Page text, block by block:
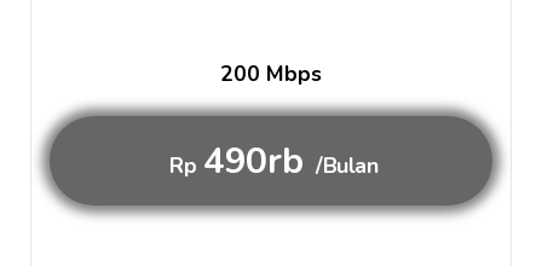
200 Mbps
Rp 490rb /Bulan